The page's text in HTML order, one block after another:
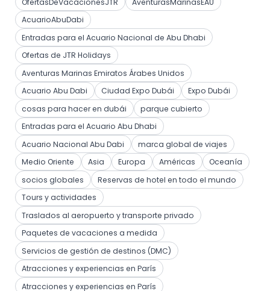
AcuarioAbuDabi
Entradas para el Acuario Nacional de Abu Dhabi
Ofertas de JTR Holidays
Aventuras Marinas Emiratos Árabes Unidos
Acuario Abu Dabi
Ciudad Expo Dubái
Expo Dubái
cosas para hacer en dubái
parque cubierto
Entradas para el Acuario Abu Dhabi
Acuario Nacional Abu Dabi
marca global de viajes
Medio Oriente
Asia Europa Américas
Oceanía
socios globales
Reservas de hotel en todo el mundo
Tours y actividades
Traslados al aeropuerto y transporte privado
Paquetes de vacaciones a medida
Servicios de gestión de destinos (DMC)
Atracciones y experiencias en París
Atracciones y experiencias en París